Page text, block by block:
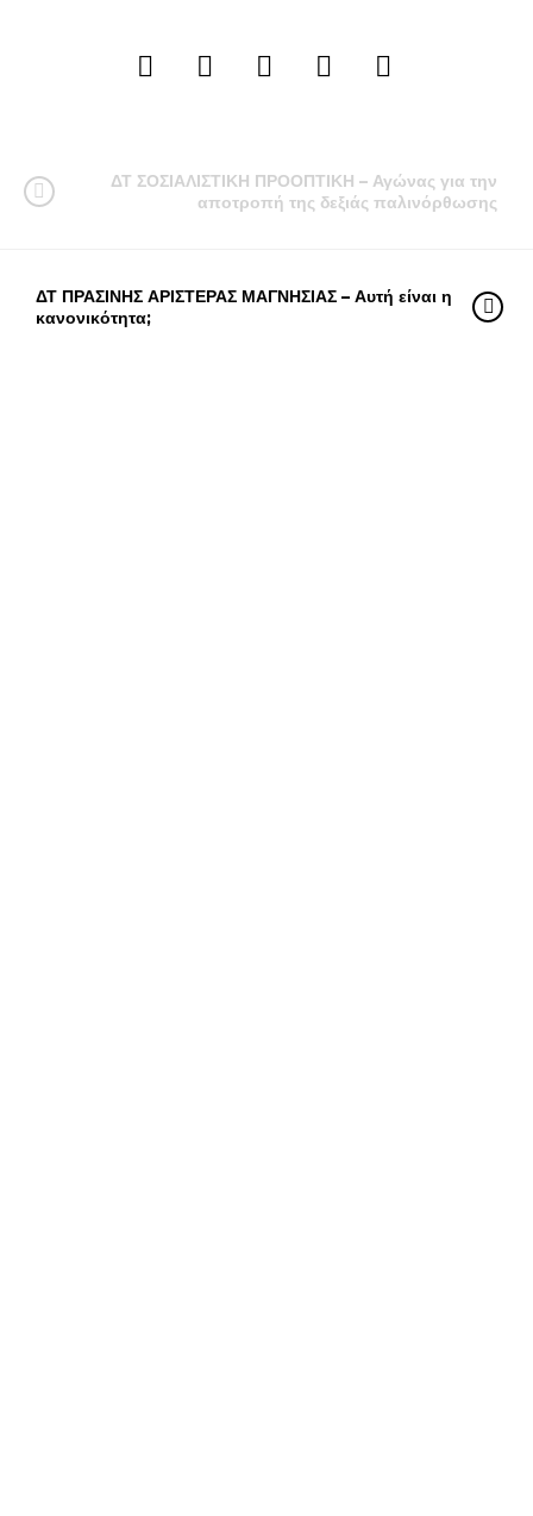
ΔΤ ΣΟΣΙΑΛΙΣΤΙΚΗ ΠΡΟΟΠΤΙΚΗ – Αγώνας για την
αποτροπή της δεξιάς παλινόρθωσης
ΔΤ ΠΡΑΣΙΝΗΣ ΑΡΙΣΤΕΡΑΣ ΜΑΓΝΗΣΙΑΣ – Αυτή είναι η
κανονικότητα;